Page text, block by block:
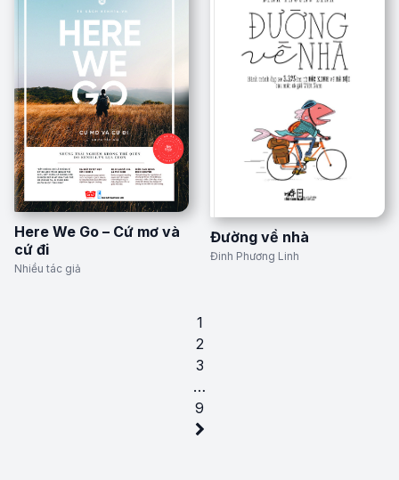
Here We Go – Cứ mơ và
cứ đi
Nhiều tác giả
Đường về nhà
Đinh Phương Linh
1
2
3
…
9